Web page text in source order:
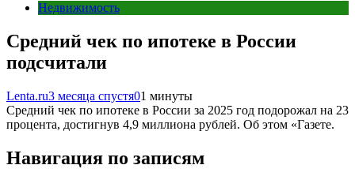
Недвижимость
Средний чек по ипотеке в России
подсчитали
Lenta.ru3 месяца спустя01 минуты
Средний чек по ипотеке в России за 2025 год подорожал на 23
процента, достигнув 4,9 миллиона рублей. Об этом «Газете.
Навигация по записям